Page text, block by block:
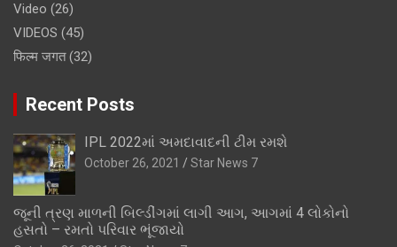
Video (26)
VIDEOS (45)
फिल्म जगत(32)
Recent Posts
IPL 2022માં અમદાવાદની ટીમ રમશે
October 26, 2021 Star News 7
જૂની ત્રણ માળની બિલ્ડીંગમાં લાગી આગ, આગમાં 4 લોકોનો
હસતો – રમતો પરિવાર ભૂંજાયો